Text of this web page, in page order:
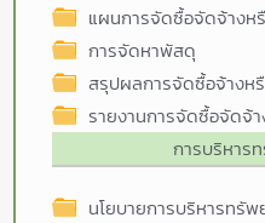
แผนการจัดซื้อจัดจ้าง
การจัดหาพัสดุ
สรุปผลการจัดซื้อจ้างห
รายงานการจัดซื้อจัดจ้
การบริหาร
นโยบายการบริหารทรั